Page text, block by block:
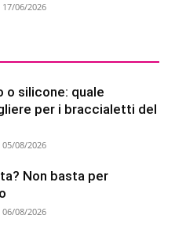
17/06/2026
o silicone: quale
per i braccialetti del
05/08/2026
Non basta per
06/08/2026